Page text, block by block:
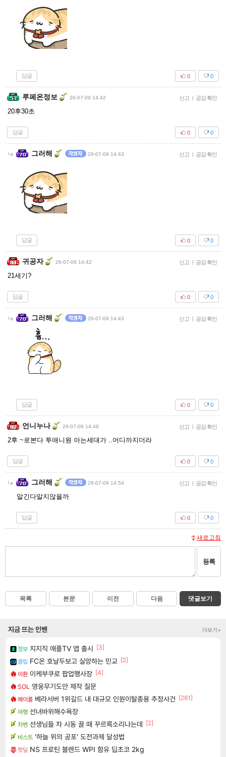
답글 0
0
루페온정보 26-07-09 14:42 신고 공감 확인
20후30초
답글 0
0
그러해 26-07-09 14:43 신고 공감 확인
답글 0
0
귀공자 26-07-09 14:42 신고 공감 확인
21세기?
답글 0
0
그러해 26-07-09 14:43 신고 공감 확인
답글 0
0
언니누나 26-07-09 14:48 신고 공감 확인
2후 ~로본다 투애니원 아는세대가 ..어디까지더라
답글 0
0
그러해 26-07-09 14:54 신고 공감 확인
알긴다알지않을까
답글 0
0
새로고침
등록
목록 본문 이전 다음 댓글보기
지금 뜨는 인벤 더보기+
정보 치지직 애플TV 앱 출시 [3]
클립 FC온 호날두보고 실망하는 민교 [2]
이환 이케부쿠로 팝업행사장 [4]
SOL 영웅무기도안 제작 질문
메이플 베라서버 1위길드 내 대규모 인원이탈종용 추정사건 [261]
여행 선녀바위해수욕장
차벤 선생님들 차 시동 끌 때 꾸르륵소리나는데 [2]
비스트 '하늘 위의 공포' 도전과제 달성법
핫딜 NS 프로틴 블렌드 WPI 함유 딥초코 2kg